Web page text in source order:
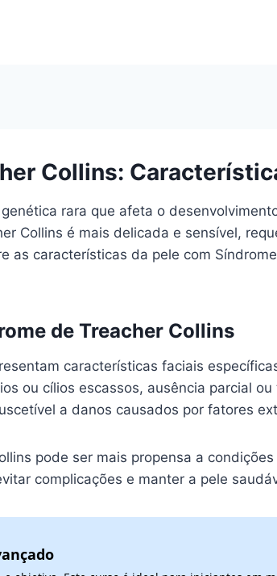
Collins:
rara que afeta o
Collins é mais delicada e sensível,
as características da pele com
de Treacher Collins
características faciais
ou cílios escassos, ausência parcial
a danos causados por fatores
pode ser mais propensa a
complicações e manter a pele